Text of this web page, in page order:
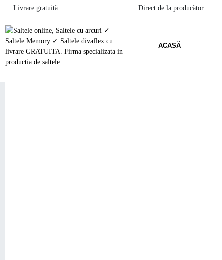
Livrare gratuită Direct de la producător
ACASĂ